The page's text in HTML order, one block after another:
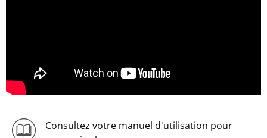
Consultez votre manuel d'utilisation pour